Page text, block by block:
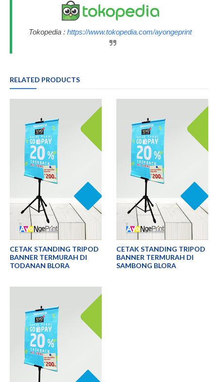
Tokopedia : https://www.tokopedia.com/ayongeprint
RELATED PRODUCTS
CETAK STANDING TRIPOD
BANNER TERMURAH DI
TODANAN BLORA
CETAK STANDING TRIPOD
BANNER TERMURAH DI
SAMBONG BLORA